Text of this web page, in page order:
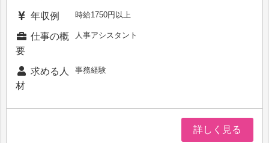
年収例 時給1750円以上
仕事の概
要
人事アシスタント
求める人
材
事務経験
詳しく見る